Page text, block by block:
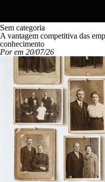
Sem categoria
A vantagem competitiva das
conhecimento
Por em 20/07/26